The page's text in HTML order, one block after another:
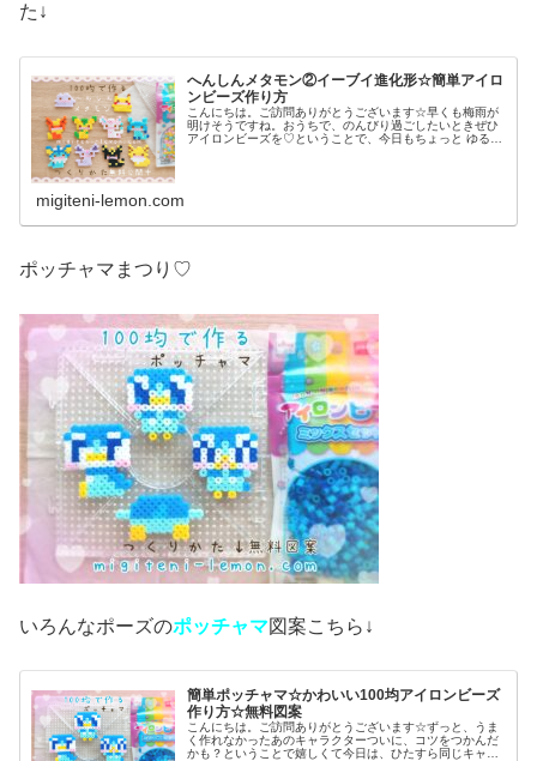
た↓
へんしんメタモン②イーブイ進化形☆簡単アイロ
ンビーズ作り方
こんにちは。ご訪問ありがとうございます☆早くも梅雨が
明けそうですね。おうちで、のんびり過ごしたいときぜひ
アイロンビーズを♡ということで、今日もちょっと ゆる〜
migiteni-lemon.com
ポッチャマまつり♡
いろんなポーズのポッチャマ図案こちら↓
簡単ポッチャマ☆かわいい100均アイロンビーズ
作り方☆無料図案
こんにちは。ご訪問ありがとうございます☆ずっと、うま
く作れなかったあのキャラクターついに、コツをつかんだ
かも？ということで嬉しくて今日は、ひたすら同じキャラ